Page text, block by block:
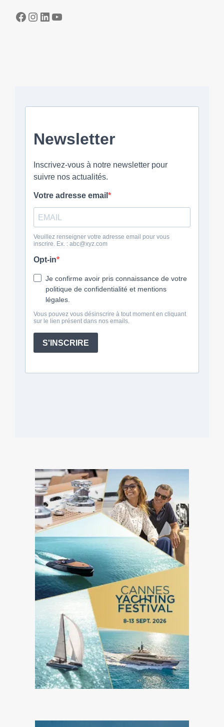
Facebook
Instagram
LinkedIn
YouTube